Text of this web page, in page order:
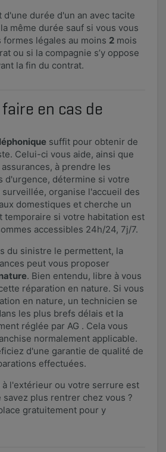
d'une durée d'un an avec tacite
même durée sauf si vous vous
formes légales au moins 2 mois
ou si la compagnie s’y oppose
la fin du contrat.
en cas de
suffit pour obtenir de
Celui-ci vous aide, ainsi que
à prendre les
d'urgence, détermine si votre
organise l'accueil des
domestiques et cherche un
temporaire si votre habitation est
accessibles 24h/24, 7j/7.
du sinistre le permettent, la
peut vous proposer
. Bien entendu, libre à vous
réparation en nature. Si vous
en nature, un technicien se
les plus brefs délais et la
réglée par AG . Cela vous
normalement applicable.
d'une garantie de qualité de
effectuées.​
l'extérieur ou votre serrure est
plus rentrer chez vous ?
gratuitement pour y